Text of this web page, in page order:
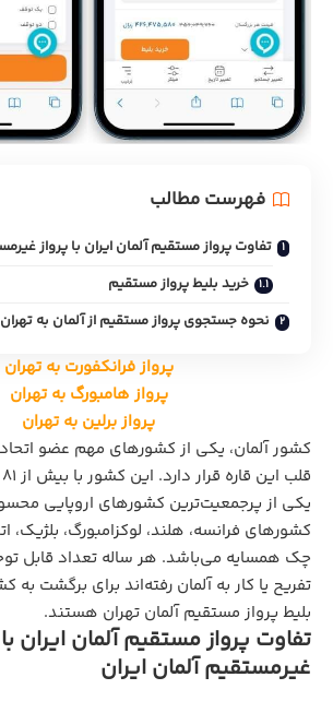
فهرست مطالب
تفاوت پرواز مستقیم آلمان ایران با پرواز
خرید بلیط پرواز مستقیم
نحوه جستجوی پرواز مستقیم از آلمان به تهران
پرواز فرانکفورت به تهران
پرواز هامبورگ به تهران
پرواز برلین به تهران
کشور آلمان، یکی از کشورهای مهم عضو
یکی از پرجمعیت‌ترین کشورهای اروپایی
کشورهای فرانسه، هلند، لوکزامبورگ،
چک همسایه می‌باشد. هر ساله تعداد قابل
تفریح یا کار به آلمان رفته‌اند برای برگشت به
بلیط پرواز مستقیم آلمان تهران هستند.
تفاوت پرواز مستقیم آلمان ایران
غیرمستقیم آلمان ایران